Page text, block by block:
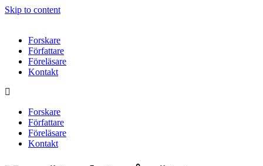
Skip to content
Forskare
Författare
Föreläsare
Kontakt
Forskare
Författare
Föreläsare
Kontakt